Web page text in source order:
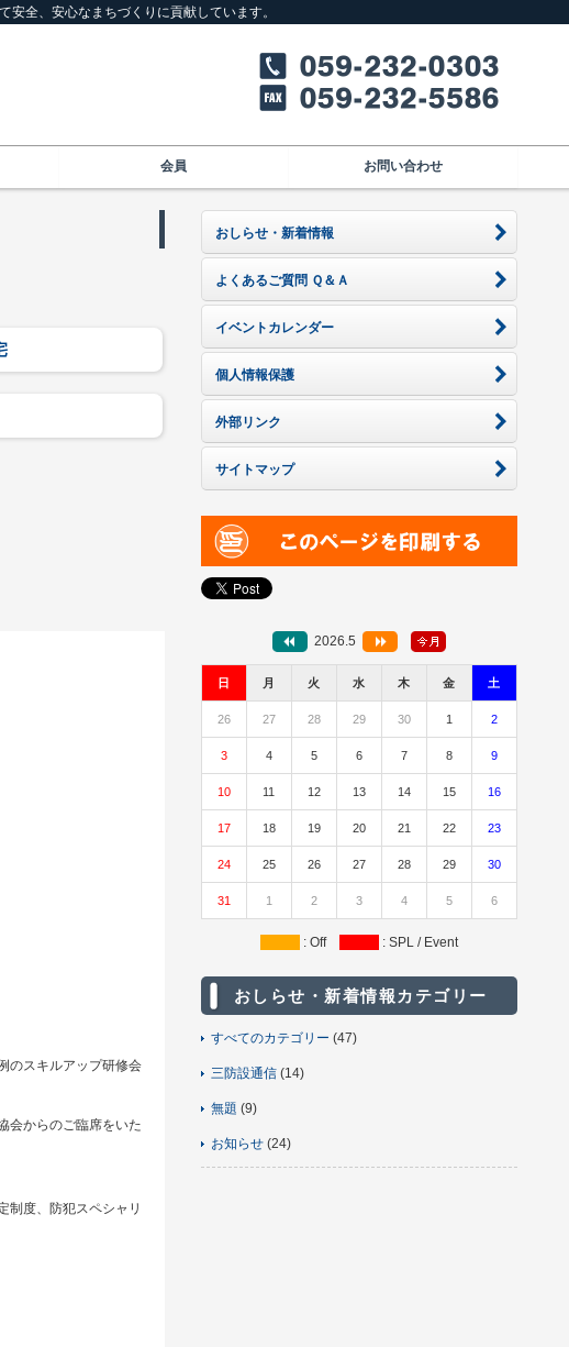
全、安心なまちづくりに貢献しています。
会員 お問い合わせ
のスキルアップ研修会
会からのご臨席をいた
制度、防犯スペシャリ
おしらせ・新着情報
よくあるご質問 Ｑ＆Ａ
イベントカレンダー
個人情報保護
外部リンク
サイトマップ
2026.5
日 月 火 水 木 金 土
26 27 28 29 30 1 2
3 4 5 6 7 8 9
10 11 12 13 14 15 16
17 18 19 20 21 22 23
24 25 26 27 28 29 30
31 1 2 3 4 5 6
: Off : SPL / Event
おしらせ・新着情報カテゴリー
すべてのカテゴリー (47)
三防設通信(14)
無題 (9)
お知らせ(24)